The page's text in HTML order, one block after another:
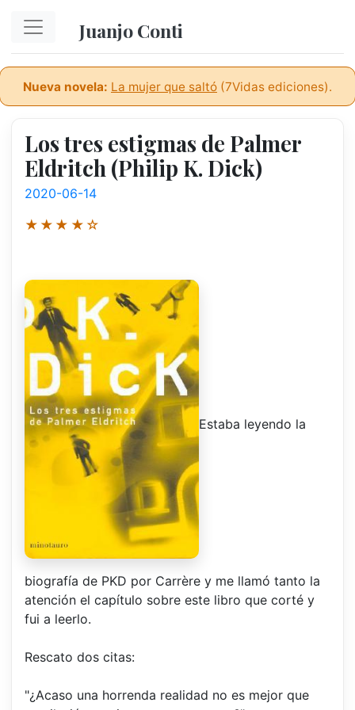
Juanjo Conti
Nueva novela: La mujer que saltó (7Vidas ediciones).
Los tres estigmas de Palmer
Eldritch (Philip K. Dick)
2020-06-14
★★★★☆
Estaba leyendo la
biografía de PKD por Carrère y me llamó tanto la
atención el capítulo sobre este libro que corté y
fui a leerlo.
Rescato dos citas:
"¿Acaso una horrenda realidad no es mejor que